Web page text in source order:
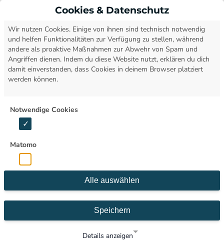
05.01.2024
Dominik Mast
Webentwicklung
EINFÜHRUNG & INSTALLATION
Cookies & Datenschutz
Wir nutzen Cookies. Einige von ihnen sind technisch notwendig
und helfen Funktionalitäten zur Verfügung zu stellen, während
andere als proaktive Maßnahmen zur Abwehr von Spam und
Angriffen dienen. Indem du diese Website nutzt, erklären du dich
damit einverstanden, dass Cookies in deinem Browser platziert
werden können.
Notwendige Cookies
Matomo
Alle auswählen
Speichern
Details anzeigen